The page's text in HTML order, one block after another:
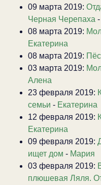
09 марта 2019:
Черная Черепаха -
08 марта 2019:
Екатерина
08 марта 2019:
03 марта 2019:
Алена
23 февраля 2019:
семьи - Екатерина
12 февраля 2019:
Екатерина
09 февраля 2019:
ищет дом - Мария
03 февраля 2019:
плюшевая Ляля.